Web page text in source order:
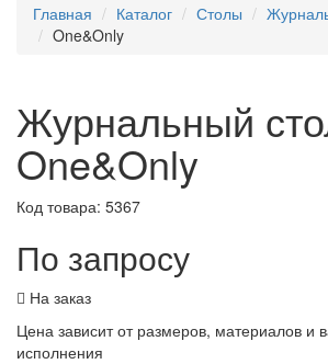
Главная
Каталог Столы
One&Only
Журнальный
One&Only
Код товара: 5367
По запросу
На заказ
Цена зависит от размеров, материалов и
исполнения